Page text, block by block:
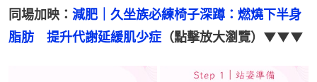
同場加映： 減肥｜久坐族必練椅子深蹲：燃燒下半身
脂肪　提升代謝延緩肌少症 （點擊放大瀏覽）▼▼▼